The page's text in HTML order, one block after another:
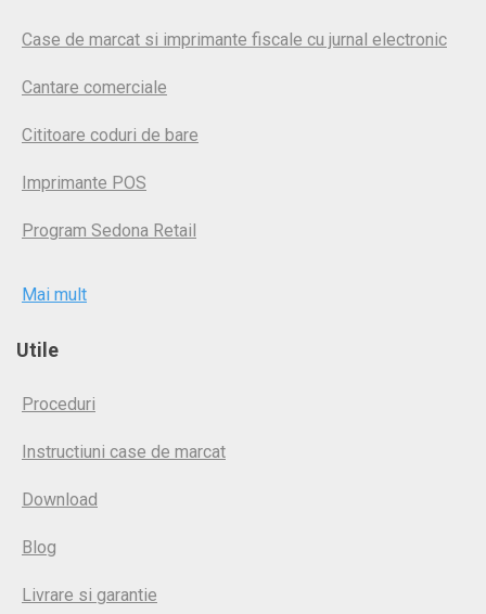
Case de marcat si imprimante fiscale cu jurnal electronic
Cantare comerciale
Cititoare coduri de bare
Imprimante POS
Program Sedona Retail
Mai mult
Utile
Proceduri
Instructiuni case de marcat
Download
Blog
Livrare si garantie